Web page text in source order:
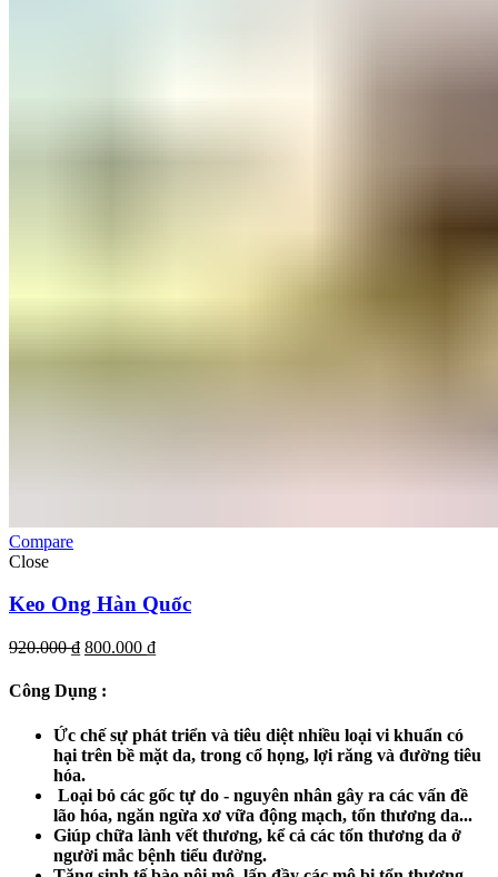
Compare
Close
Keo Ong Hàn Quốc
920.000₫ Giá
là:
920.000 ₫.
800.000 ₫Giá
800.000 ₫.
Công Dụng :
Ức chế sự phát triển và tiêu diệt nhiều loại vi khuẩn có
hại trên bề mặt da, trong cổ họng, lợi răng và đường tiêu
hóa.
Loại bỏ các gốc tự do - nguyên nhân gây ra các vấn đề
lão hóa, ngăn ngừa xơ vữa động mạch, tổn thương da...
Giúp chữa lành vết thương, kể cả các tổn thương da ở
người mắc bệnh tiểu đường.